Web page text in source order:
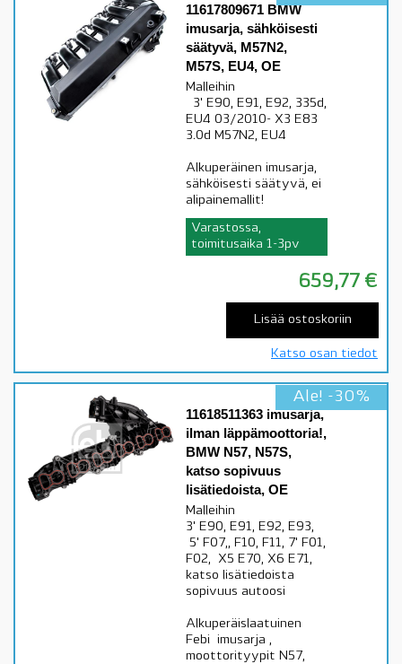
11617809671 BMW
imusarja, sähköisesti
säätyvä, M57N2,
M57S, EU4, OE
Malleihin
3' E90, E91, E92, 335d,
EU4 03/2010- X3 E83
3.0d M57N2, EU4
Alkuperäinen imusarja,
sähköisesti säätyvä, ei
alipainemallit!
Varastossa,
toimitusaika 1-3pv
659,77 €
Lisää ostoskoriin
Katso osan tiedot
Ale! -30%
11618511363 imusarja,
ilman läppämoottoria!,
BMW N57, N57S,
katso sopivuus
lisätiedoista, OE
Malleihin
3' E90, E91, E92, E93,
5' F07,, F10, F11, 7' F01,
F02, X5 E70, X6 E71,
katso lisätiedoista
sopivuus autoosi
Alkuperäislaatuinen
Febi imusarja ,
moottorityypit N57,